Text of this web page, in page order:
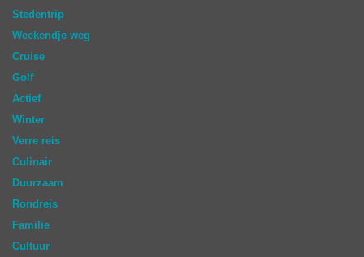
Stedentrip
Weekendje weg
Cruise
Golf
Actief
Winter
Verre reis
Culinair
Duurzaam
Rondreis
Familie
Cultuur